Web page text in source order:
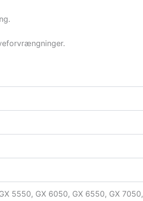
5550, GX 6050, GX 6550, GX 7050,